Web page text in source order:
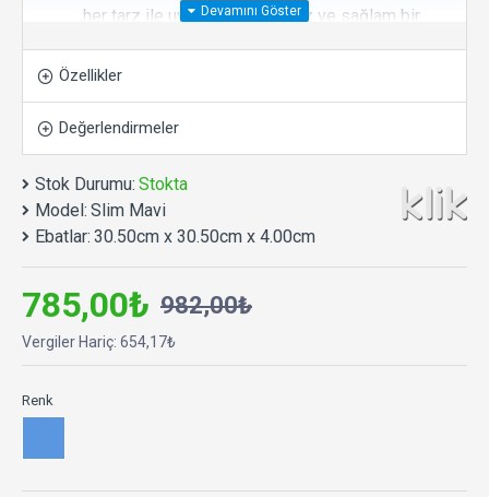
her tarz ile uyum sağlayan düz ve sağlam bir
Özel askı yuva tasarımı ile sadece bir adımda
Yüksek Kaliteli Üretim:
malzemelerden üretilmiştir.
Tamamen Sessiz:
Yüksek kaliteli ve sessiz
çalışan makine.
çalışma performansı. 1 adet AA kalem pil ile
çalışır.
Uzun Kullanım Ömrü:
Ø 30,5 x 4 cm.Salon, oturma odası, yatak odası,
Özellikler
Değerlendirmeler
Stok Durumu: Stokta
Model: Slim Mavi
Ebatlar: 30.50cm x 30.50cm x 4.00cm
785,00₺ 982,00₺
Vergiler Hariç: 654,17₺
Renk